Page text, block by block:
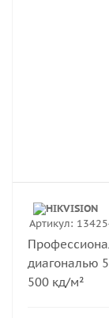
Артикул:
диагональю
500 кд/м²